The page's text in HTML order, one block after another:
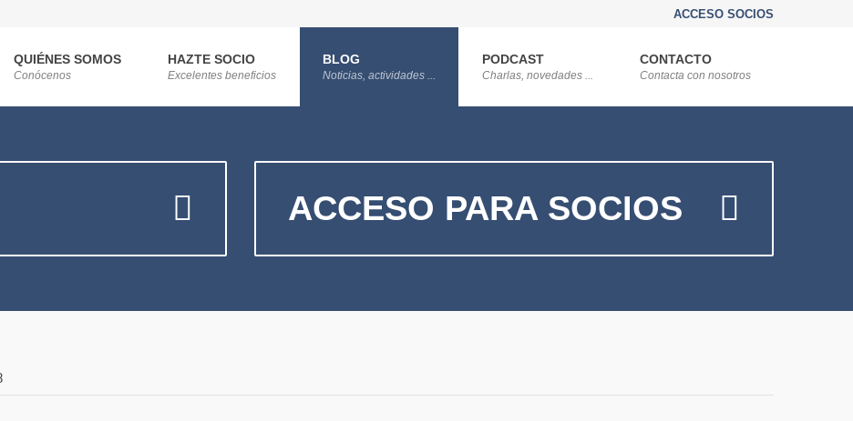
ACCESO SOCIOS
QUIÉNES SOMOS
Conócenos
HAZTE SOCIO
Excelentes beneficios
BLOG
Noticias, actividades ...
PODCAST
Charlas, novedades ...
CONTACTO
Contacta con nosotros
ACCESO PARA SOCIOS